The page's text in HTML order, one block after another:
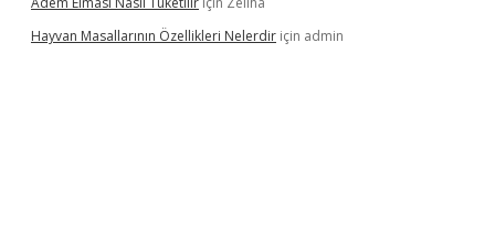
Hayvan Masallarının Özellikleri Nelerdir için admin